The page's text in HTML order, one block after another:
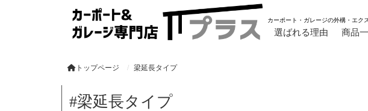
カーポート・ガレージの外構・エク
選ばれる理由 商品
トップページ 梁延長タイプ
#梁延長タイプ